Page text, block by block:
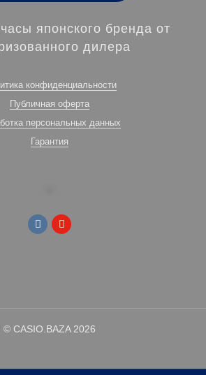
японского бренда от
дилера
конфиденциальности
Публичная оферта
персональных данных
Гарантия
© CASIO.BAZA 2026